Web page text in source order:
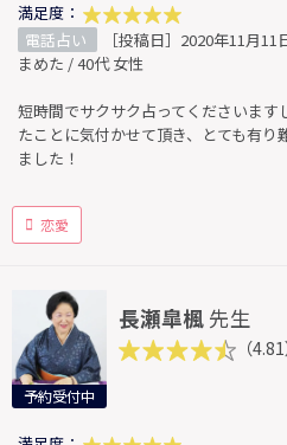
満足度：
電話占い
［投稿日］2020年11月11
まめた / 40代 女性
短時間でサクサク占ってくださいま
たことに気付かせて頂き、とても有
ました！
恋愛
予約受付中
長瀬皐楓 先生
（4.81